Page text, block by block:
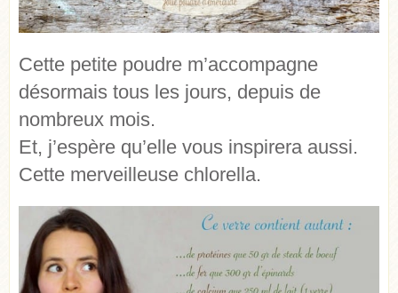
Cette petite poudre m’accompagne
désormais tous les jours, depuis de
nombreux mois.
Et, j’espère qu’elle vous inspirera aussi.
Cette merveilleuse chlorella.